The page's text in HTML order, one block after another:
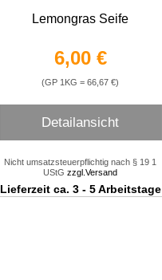
Lemongras Seife
6,00 €
(GP 1KG = 66,67 €)
Detailansicht
Nicht umsatzsteuerpflichtig nach § 19 1
UStGzzgl.Versand
Lieferzeit ca. 3 - 5 Arbeitstage